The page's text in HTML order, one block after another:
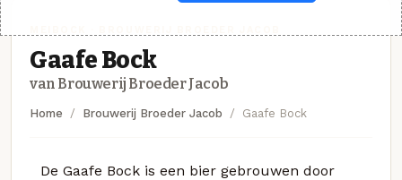
Gaafe Bock
van Brouwerij Broeder Jacob
Home Brouwerij Broeder Jacob Gaafe Bock
De Gaafe Bock is een bier gebrouwen door